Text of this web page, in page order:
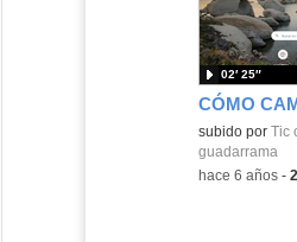
Contenido
subido por
guadarrama
02′ 25″
-hace 6 años-